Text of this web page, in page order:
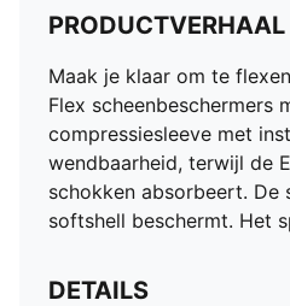
PRODUCTVERHAAL
Maak je klaar om te
Flex scheenbeschermers
compressiesleeve met
wendbaarheid, terwijl de
schokken absorbeert. De
softshell beschermt. Het
DETAILS